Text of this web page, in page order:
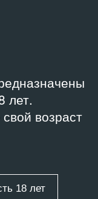
лет.
возраст
18 лет